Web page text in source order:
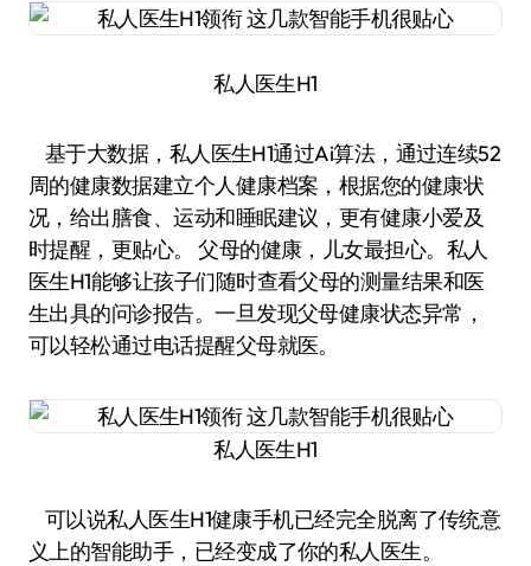
私人医生H1
基于大数据，私人医生H1通过Ai算法，通过连续52
周的健康数据建立个人健康档案，根据您的健康状
况，给出膳食、运动和睡眠建议，更有健康小爱及
时提醒，更贴心。 父母的健康，儿女最担心。私人
医生H1能够让孩子们随时查看父母的测量结果和医
生出具的问诊报告。一旦发现父母健康状态异常，
可以轻松通过电话提醒父母就医。
私人医生H1
可以说私人医生H1健康手机已经完全脱离了传统意
义上的智能助手，已经变成了你的私人医生。